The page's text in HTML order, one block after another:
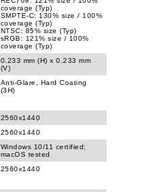
coverage (Typ)
SMPTE-C: 130% size / 100%
coverage (Typ)
NTSC: 85% size (Typ)
sRGB: 121% size / 100%
coverage (Typ)
0.233 mm (H) x 0.233 mm
(V)
Anti-Glare, Hard Coating
(3H)
2560x1440
2560x1440
Windows 10/11 certified;
macOS tested
2560x1440